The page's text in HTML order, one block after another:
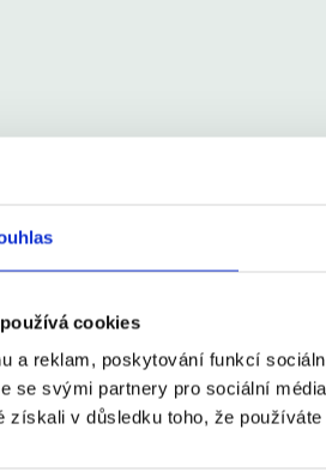
cookies
a reklam, poskytování funkcí
se svými partnery pro sociální
získali v důsledku toho, že